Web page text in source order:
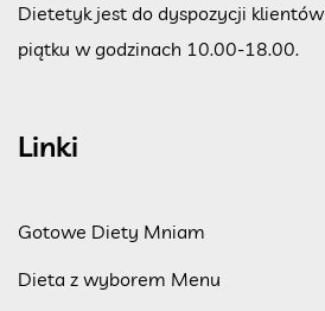
Dietetyk jest do dyspozycji klientów
piątku w godzinach 10.00-18.00.
Linki
Gotowe Diety Mniam
Dieta z wyborem Menu